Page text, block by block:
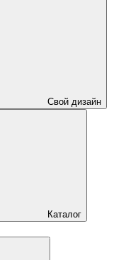
Свой дизайн
Каталог